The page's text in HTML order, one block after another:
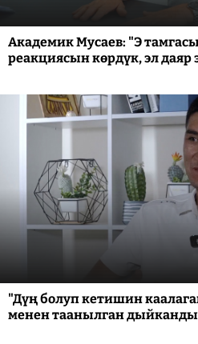
Академик Мусаев: "Э
реакциясын көрдүк, эл даяр
"Дүң болуп кетишин
менен таанылган